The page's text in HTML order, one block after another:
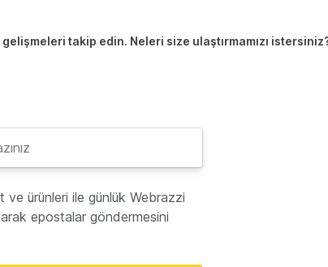
takip edin. Neleri size ulaştırmamızı
ve ürünleri ile günlük Webrazzi
epostalar göndermesini